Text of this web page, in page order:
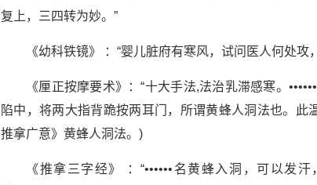
复上，三四转为妙。”
《幼科铁镜》 ：“婴儿脏府有寒风，试问医人何处
《厘正按摩要术》：“十大手法,法治乳滞感寒。
陷中，将两大指背跪按两耳门，所谓黄蜂人洞法也。此
推拿广意》黄蜂人洞法。)
《推拿三字经》 ：“••••••名黄蜂入洞，可以发